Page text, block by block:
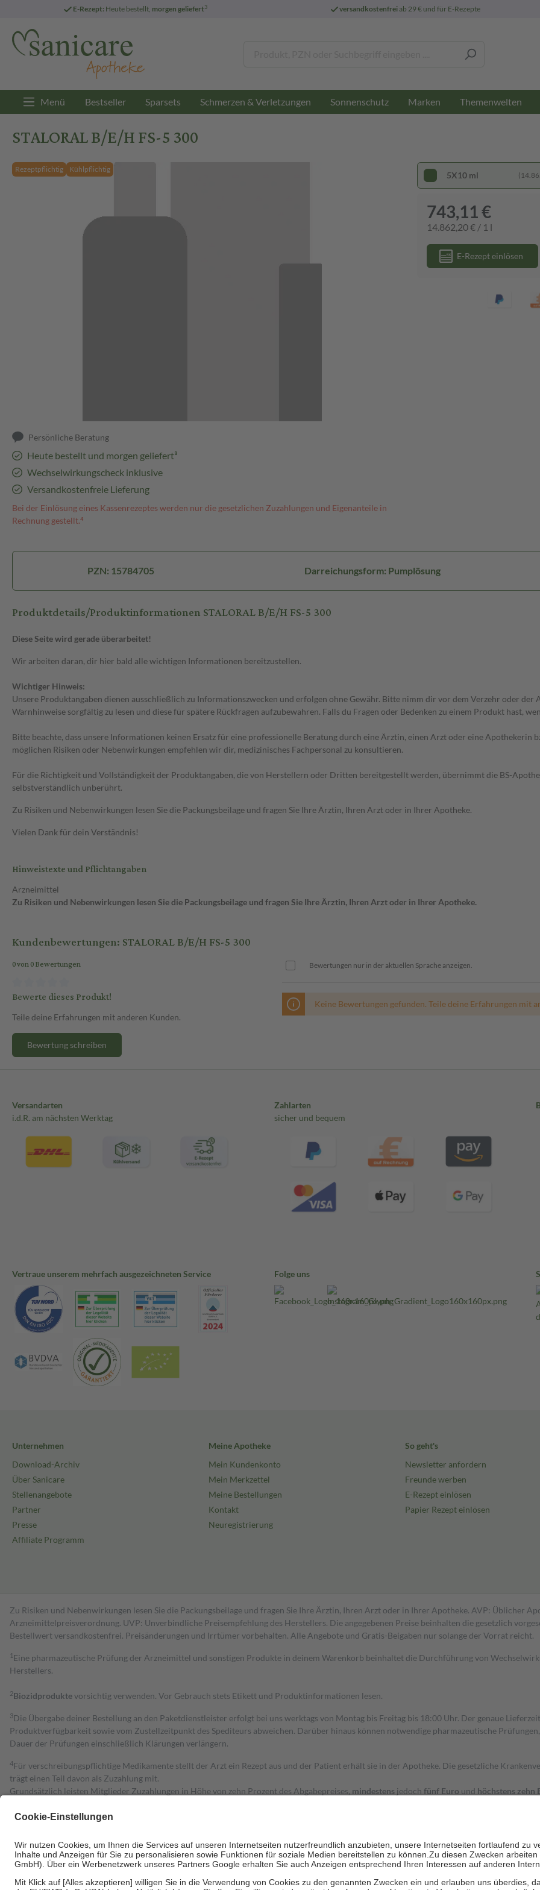
E-Rezept: Heute bestellt, morgen geliefert3 versandkostenfreiab 29 € und für E-Rezepte
Menü Bestseller Sparsets Schmerzen & Verletzungen Sonnenschutz Marken Themenwelten
STALORAL B/E/H FS-5 300
Rezeptpflichtig Kühlpflichtig
Persönliche Beratung
Heute bestellt und morgen geliefert³
Wechselwirkungscheck inklusive
Versandkostenfreie Lieferung
Bei der Einlösung eines Kassenrezeptes werden nur die gesetzlichen Zuzahlungen und Eigenanteile in
Rechnung gestellt.⁴
5X10 ml
743,11 €
14.862,20 € / 1 l
E-Rezept einlösen
PZN: 15784705 Darreichungsform: Pumplösung
Produktdetails/Produktinformationen STALORAL B/E/H FS-5 300
Diese Seite wird gerade überarbeitet!
Wir arbeiten daran, dir hier bald alle wichtigen Informationen bereitzustellen.
Wichtiger Hinweis:
Unsere Produktangaben dienen ausschließlich zu Informationszwecken und erfolgen ohne Gewähr. Bitte nimm dir vor dem Verzehr oder
Warnhinweise sorgfältig zu lesen und diese für spätere Rückfragen aufzubewahren. Falls du Fragen oder Bedenken zu einem Produkt hast,
Bitte beachte, dass unsere Informationen keinen Ersatz für eine professionelle Beratung durch eine Ärztin, einen Arzt oder eine Apothekerin
möglichen Risiken oder Nebenwirkungen empfehlen wir dir, medizinisches Fachpersonal zu konsultieren.
Für die Richtigkeit und Vollständigkeit der Produktangaben, die von Herstellern oder Dritten bereitgestellt werden, übernimmt die BS-
selbstverständlich unberührt.
Zu Risiken und Nebenwirkungen lesen Sie die Packungsbeilage und fragen Sie Ihre Ärztin, Ihren Arzt oder in Ihrer Apotheke.
Vielen Dank für dein Verständnis!
Hinweistexte und Pflichtangaben
Arzneimittel
Zu Risiken und Nebenwirkungen lesen Sie die Packungsbeilage und fragen Sie Ihre Ärztin, Ihren Arzt oder in Ihrer Apotheke.
Kundenbewertungen: STALORAL B/E/H FS-5 300
0 von 0 Bewertungen
Bewerte dieses Produkt!
Teile deine Erfahrungen mit anderen Kunden.
Bewertung schreiben
Bewertungen nur in der aktuellen Sprache anzeigen.
Keine Bewertungen gefunden. Teile deine Erfahrungen mit
Versandarten
i.d.R. am nächsten Werktag
Zahlarten
sicher und bequem
Vertraue unserem mehrfach ausgezeichneten Service Folge uns
Unternehmen
Download-Archiv
Über Sanicare
Stellenangebote
Partner
Presse
Affiliate Programm
Meine Apotheke
Mein Kundenkonto
Mein Merkzettel
Meine Bestellungen
Kontakt
Neuregistrierung
So geht's
Newsletter anfordern
Freunde werben
E-Rezept einlösen
Papier Rezept einlösen
Zu Risiken und Nebenwirkungen lesen Sie die Packungsbeilage und fragen Sie Ihre Ärztin, Ihren Arzt oder in Ihrer Apotheke. AVP: Üblicher
Arzneimittelpreisverordnung. UVP: Unverbindliche Preisempfehlung des Herstellers. Die angegebenen Preise beinhalten die gesetzlich
Bestell­wert versand­kosten­frei. Preisänderungen und Irrtümer vorbehalten. Alle Angebote und Gratis-Beigaben nur solange der Vorrat reicht.
1 Eine pharmazeutische Prüfung der Arzneimittel und sonstigen Produkte in deinem Warenkorb beinhaltet die Durchführung von
Herstellers.
2Biozidproduktevorsichtig verwenden. Vor Gebrauch stets Etikett und Produktinformationen lesen.
3Die Übergabe deiner Bestellung an den Paketdienstleister erfolgt bei uns werktags von Montag bis Freitag bis 18:00 Uhr. Der genaue
Produktverfügbarkeit sowie vom Zustellzeitpunkt des Spediteurs abweichen. Darüber hinaus können notwendige pharmazeutische
Dauer der Prüfungen einschließlich Klärungen verlängern.
4Für verschreibungspflichtige Medikamente stellt der Arzt ein Rezept aus und der Patient erhält sie in der Apotheke. Die gesetzliche
trägt einen Teil davon als Zuzahlung mit.
Grundsätzlich leisten Mitglieder Zuzahlungen in Höhe von zehn Prozent des Abgabepreises, mindestens jedoch fünf Euro und höchstens zehn
Diese Regeln gelten grundsätzlich auch für Online-Apotheken.
Um das Engagement der Versicherten für ihre eigene Gesundheit zu stärken und die besondere Stellung der Familie zu unterstützen, fallen
• Kindern und Jugendlichen bis zum vollendeten 18. Lebensjahr mit Ausnahme der Fahrkosten
• Untersuchungen zur Vorsorge und Früherkennung, die von der GKV getragen werden
• empfohlenen Schutzimpfungen